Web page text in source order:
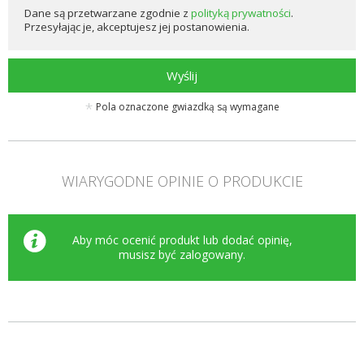
Dane są przetwarzane zgodnie z polityką prywatności.
Przesyłając je, akceptujesz jej postanowienia.
Wyślij
Pola oznaczone gwiazdką są wymagane
WIARYGODNE OPINIE O PRODUKCIE
Aby móc ocenić produkt lub dodać opinię,
musisz być zalogowany.